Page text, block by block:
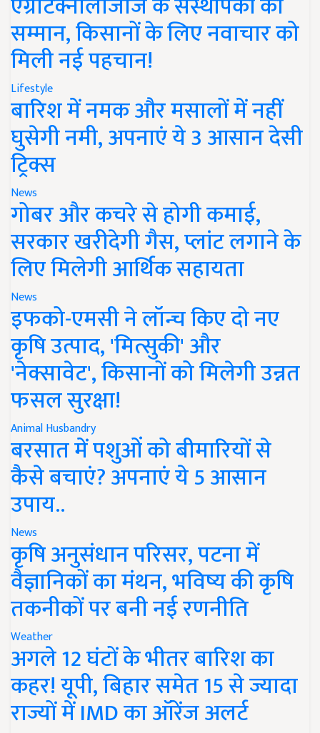
सम्मान, किसानों के लिए नवाचार को
मिली नई पहचान!
Lifestyle
बारिश में नमक और मसालों में नहीं
घुसेगी नमी, अपनाएं ये 3 आसान देसी
ट्रिक्स
News
गोबर और कचरे से होगी कमाई,
सरकार खरीदेगी गैस, प्लांट लगाने के
लिए मिलेगी आर्थिक सहायता
News
इफको-एमसी ने लॉन्च किए दो नए
कृषि उत्पाद, 'मित्सुकी' और
'नेक्सावेट', किसानों को मिलेगी उन्नत
फसल सुरक्षा!
Animal Husbandry
बरसात में पशुओं को बीमारियों से
कैसे बचाएं? अपनाएं ये 5 आसान
उपाय..
News
कृषि अनुसंधान परिसर, पटना में
वैज्ञानिकों का मंथन, भविष्य की कृषि
तकनीकों पर बनी नई रणनीति
Weather
अगले 12 घंटों के भीतर बारिश का
कहर! यूपी, बिहार समेत 15 से ज्यादा
राज्यों में IMD का ऑरेंज अलर्ट